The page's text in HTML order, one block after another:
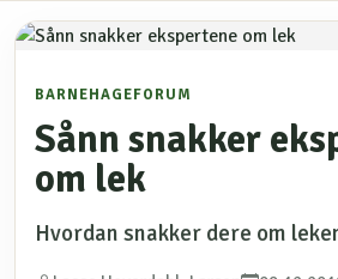
BARNEHAGEFORUM
Sånn snakker
om lek
Hvordan snakker dere om